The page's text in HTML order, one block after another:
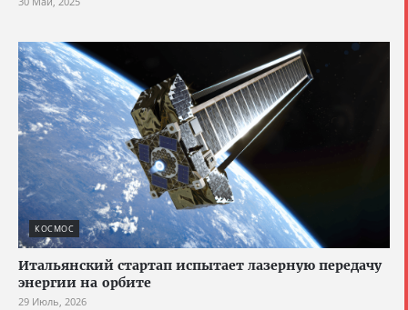
КОСМОС
Итальянский стартап испытает лазерную передачу
энергии на орбите
29 Июль, 2026